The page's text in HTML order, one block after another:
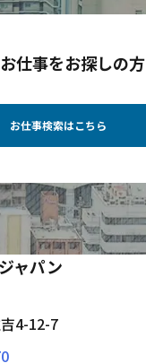
お仕事をお探しの方
お仕事検索はこちら
ャパン
4-12-7